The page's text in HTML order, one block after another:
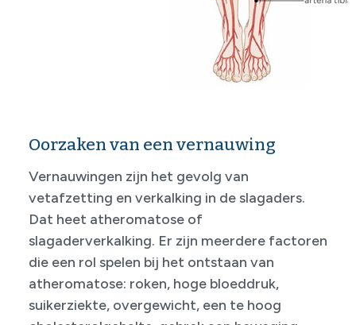
Oorzaken van een vernauwing
Vernauwingen zijn het gevolg van
vetafzetting en verkalking in de slagaders.
Dat heet atheromatose of
slagaderverkalking. Er zijn meerdere factoren
die een rol spelen bij het ontstaan van
atheromatose: roken, hoge bloeddruk,
suikerziekte, overgewicht, een te hoog